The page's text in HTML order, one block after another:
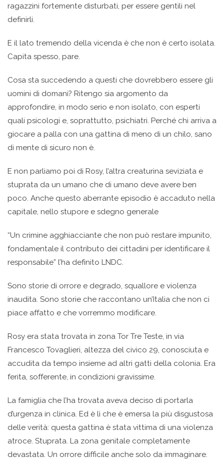
ragazzini fortemente disturbati, per essere gentili nel
definirli.
E il lato tremendo della vicenda è che non è certo isolata.
Capita spesso, pare.
Cosa sta succedendo a questi che dovrebbero essere gli
uomini di domani? Ritengo sia argomento da
approfondire, in modo serio e non isolato, con esperti
quali psicologi e, soprattutto, psichiatri. Perché chi arriva a
giocare a palla con una gattina di meno di un chilo, sano
di mente di sicuro non è.
E non parliamo poi di Rosy, l’altra creaturina seviziata e
stuprata da un umano che di umano deve avere ben
poco. Anche questo aberrante episodio è accaduto nella
capitale, nello stupore e sdegno generale
“Un crimine agghiacciante che non può restare impunito,
fondamentale il contributo dei cittadini per identificare il
responsabile” l’ha definito LNDC.
Sono storie di orrore e degrado, squallore e violenza
inaudita. Sono storie che raccontano un’Italia che non ci
piace affatto e che vorremmo modificare.
Rosy era stata trovata in zona Tor Tre Teste, in via
Francesco Tovaglieri, altezza del civico 29, conosciuta e
accudita da tempo insieme ad altri gatti della colonia. Era
ferita, sofferente, in condizioni gravissime.
La famiglia che l’ha trovata aveva deciso di portarla
d’urgenza in clinica. Ed è lì che è emersa la più disgustosa
delle verità: questa gattina è stata vittima di una violenza
atroce. Stuprata. La zona genitale completamente
devastata. Un orrore difficile anche solo da immaginare.